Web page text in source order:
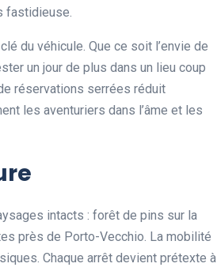
fastidieuse.
du véhicule. Que ce soit l’envie de
un jour de plus dans un lieu coup
réservations serrées réduit
les aventuriers dans l’âme et les
intacts : forêt de pins sur la
près de Porto-Vecchio. La mobilité
Chaque arrêt devient prétexte à